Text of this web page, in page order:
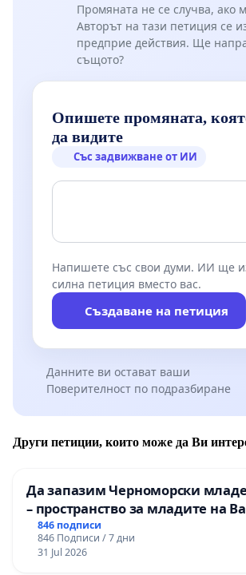
Промяната не се случва, ако
Авторът на тази петиция се
предприе действия. Ще
същото?
Опишете промяната,
да видите
Със задвижване от ИИ
Напишете със свои думи. ИИ ще
силна петиция вместо вас.
Създаване на петиция
Данните ви остават ваши
Поверителност по подразбиране
Други петиции, които може да Ви
Да запазим Черноморски
– пространство за младите на
846 подписи
846 Подписи / 7 дни
31 Jul 2026